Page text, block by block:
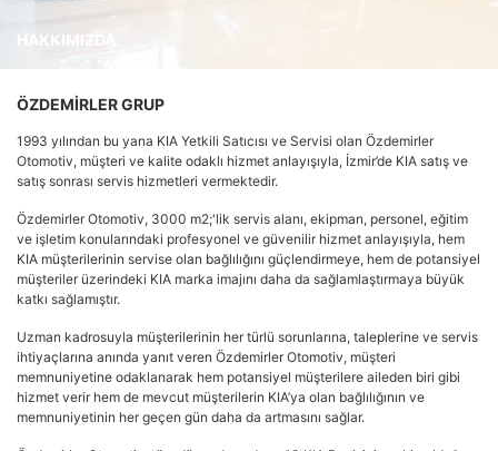
HAKKIMIZDA
ÖZDEMİRLER GRUP
1993 yılından bu yana KIA Yetkili Satıcısı ve Servisi olan Özdemirler
Otomotiv, müşteri ve kalite odaklı hizmet anlayışıyla, İzmir’de KIA satış ve
satış sonrası servis hizmetleri vermektedir.
Özdemirler Otomotiv, 3000 m2;'lik servis alanı, ekipman, personel, eğitim
ve işletim konularındaki profesyonel ve güvenilir hizmet anlayışıyla, hem
KIA müşterilerinin servise olan bağlılığını güçlendirmeye, hem de potansiyel
müşteriler üzerindeki KIA marka imajını daha da sağlamlaştırmaya büyük
katkı sağlamıştır.
Uzman kadrosuyla müşterilerinin her türlü sorunlarına, taleplerine ve servis
ihtiyaçlarına anında yanıt veren Özdemirler Otomotiv, müşteri
memnuniyetine odaklanarak hem potansiyel müşterilere aileden biri gibi
hizmet verir hem de mevcut müşterilerin KIA’ya olan bağlılığının ve
memnuniyetinin her geçen gün daha da artmasını sağlar.